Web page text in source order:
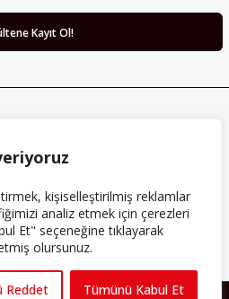
kişiselleştirilmiş reklamlar
analiz etmek için çerezleri
Et" seçeneğine tıklayarak
olursunuz.
Reddet Tümünü Kabul Et
edinmek için